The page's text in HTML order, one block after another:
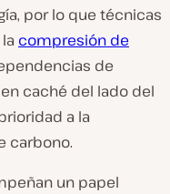
por lo que técnicas
la compresión de
de
caché del lado del
a la
carbono.
un papel